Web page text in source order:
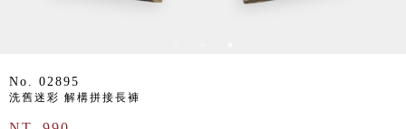
No. 02895
洗舊迷彩 解構拼接長褲